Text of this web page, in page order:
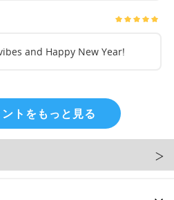
and Happy New Year!
トをもっと見る